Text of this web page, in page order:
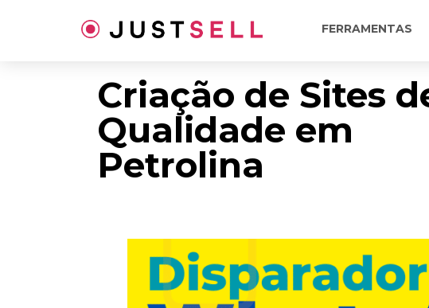
FERRAMENTAS
Criação de Sites
Qualidade em
Petrolina